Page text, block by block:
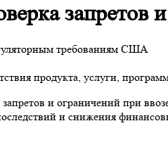
требованиям США
продукта, услуги,
и ограничений при
и снижения